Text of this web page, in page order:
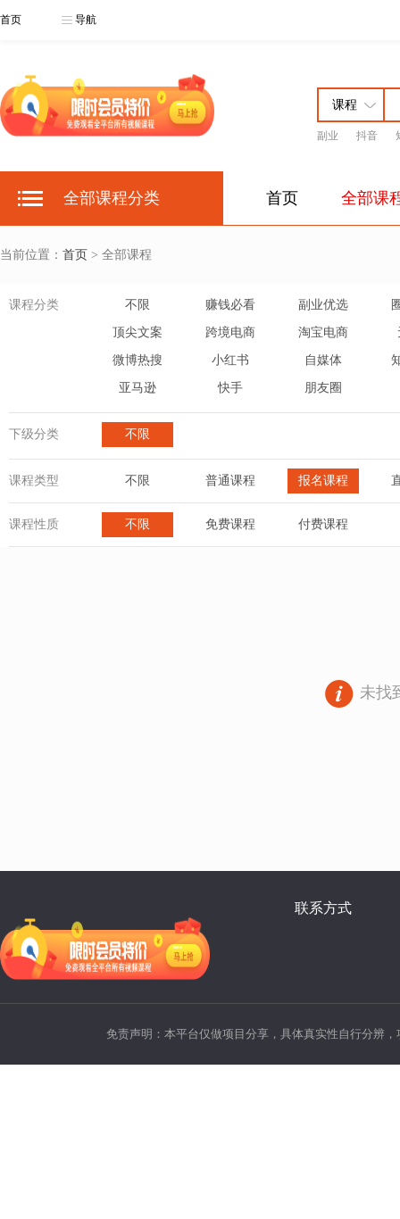
首页 导航
副业 抖音
全部课程分类 首页 全部课
当前位置： 首页 > 全部课程
课程分类 不限 赚钱必看 副业优选
顶尖文案 跨境电商 淘宝电商
微博热搜 小红书 自媒体
亚马逊 快手 朋友圈
下级分类 不限
课程类型 不限 普通课程 报名课程
课程性质 不限 免费课程 付费课程
未找
联系方式
免责声明：本平台仅做项目分享，具体真实性自行分辨